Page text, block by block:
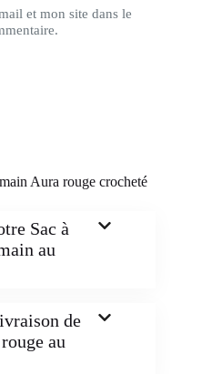
et mon site dans le
Aura rouge crocheté
Sac à
au
de
au